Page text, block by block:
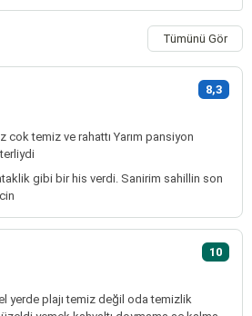
Tümünü Gör
8,3
cok temiz ve rahattı Yarım pansiyon
gibi bir his verdi. Sanirim sahillin son
10
yerde plajı temiz değil oda temizlik